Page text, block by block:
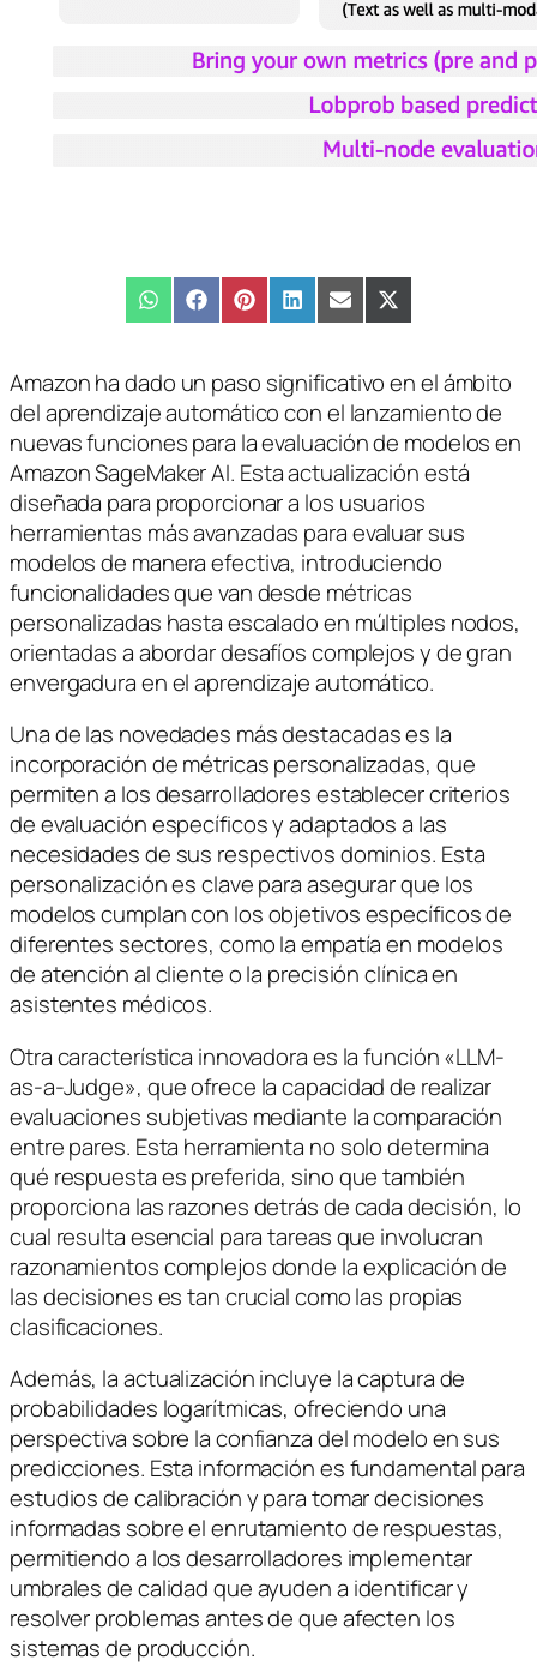
Compartir
en
WhatsAppCompartir
en
FacebookCompartir
en
PinterestCompartir
en
LinkedInCompartir
en
EmailCompartir
en
X
(Twitter)
Amazon ha dado un paso significativo en el ámbito
del aprendizaje automático con el lanzamiento de
nuevas funciones para la evaluación de modelos en
Amazon SageMaker AI. Esta actualización está
diseñada para proporcionar a los usuarios
herramientas más avanzadas para evaluar sus
modelos de manera efectiva, introduciendo
funcionalidades que van desde métricas
personalizadas hasta escalado en múltiples nodos,
orientadas a abordar desafíos complejos y de gran
envergadura en el aprendizaje automático.
Una de las novedades más destacadas es la
incorporación de métricas personalizadas, que
permiten a los desarrolladores establecer criterios
de evaluación específicos y adaptados a las
necesidades de sus respectivos dominios. Esta
personalización es clave para asegurar que los
modelos cumplan con los objetivos específicos de
diferentes sectores, como la empatía en modelos
de atención al cliente o la precisión clínica en
asistentes médicos.
Otra característica innovadora es la función «LLM-
as-a-Judge», que ofrece la capacidad de realizar
evaluaciones subjetivas mediante la comparación
entre pares. Esta herramienta no solo determina
qué respuesta es preferida, sino que también
proporciona las razones detrás de cada decisión, lo
cual resulta esencial para tareas que involucran
razonamientos complejos donde la explicación de
las decisiones es tan crucial como las propias
clasificaciones.
Además, la actualización incluye la captura de
probabilidades logarítmicas, ofreciendo una
perspectiva sobre la confianza del modelo en sus
predicciones. Esta información es fundamental para
estudios de calibración y para tomar decisiones
informadas sobre el enrutamiento de respuestas,
permitiendo a los desarrolladores implementar
umbrales de calidad que ayuden a identificar y
resolver problemas antes de que afecten los
sistemas de producción.